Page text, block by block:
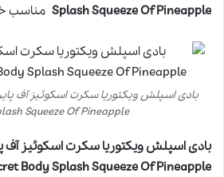
Splash Squeeze Of Pineapple مناسب
Squeeze Of Pineapple
Body Splash Squeeze Of Pineapple